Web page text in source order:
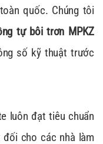
quốc. Chúng tôi
tự bôi trơn MPKZ
số kỹ thuật trước
luôn đạt tiêu chuẩn
cho các nhà làm